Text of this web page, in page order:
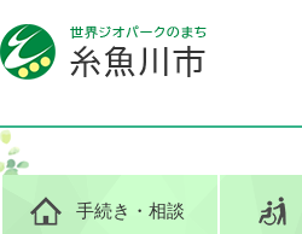
ー
ジ
先
頭
ニ
ュ
を
飛
手続き ・相談